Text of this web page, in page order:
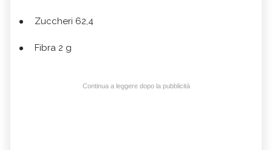
Zuccheri 62,4
Fibra 2 g
Continua a leggere dopo la pubblicità